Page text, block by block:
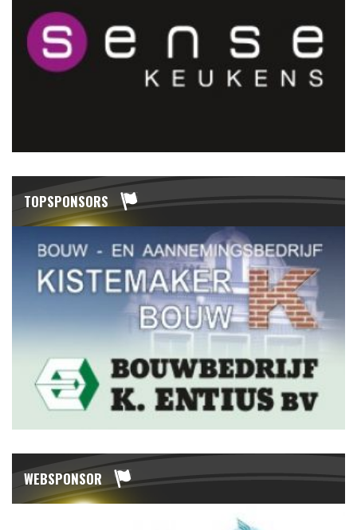
TOPSPONSORS
WEBSPONSOR